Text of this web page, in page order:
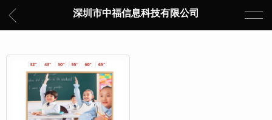
深圳市中福信息科技有限公司